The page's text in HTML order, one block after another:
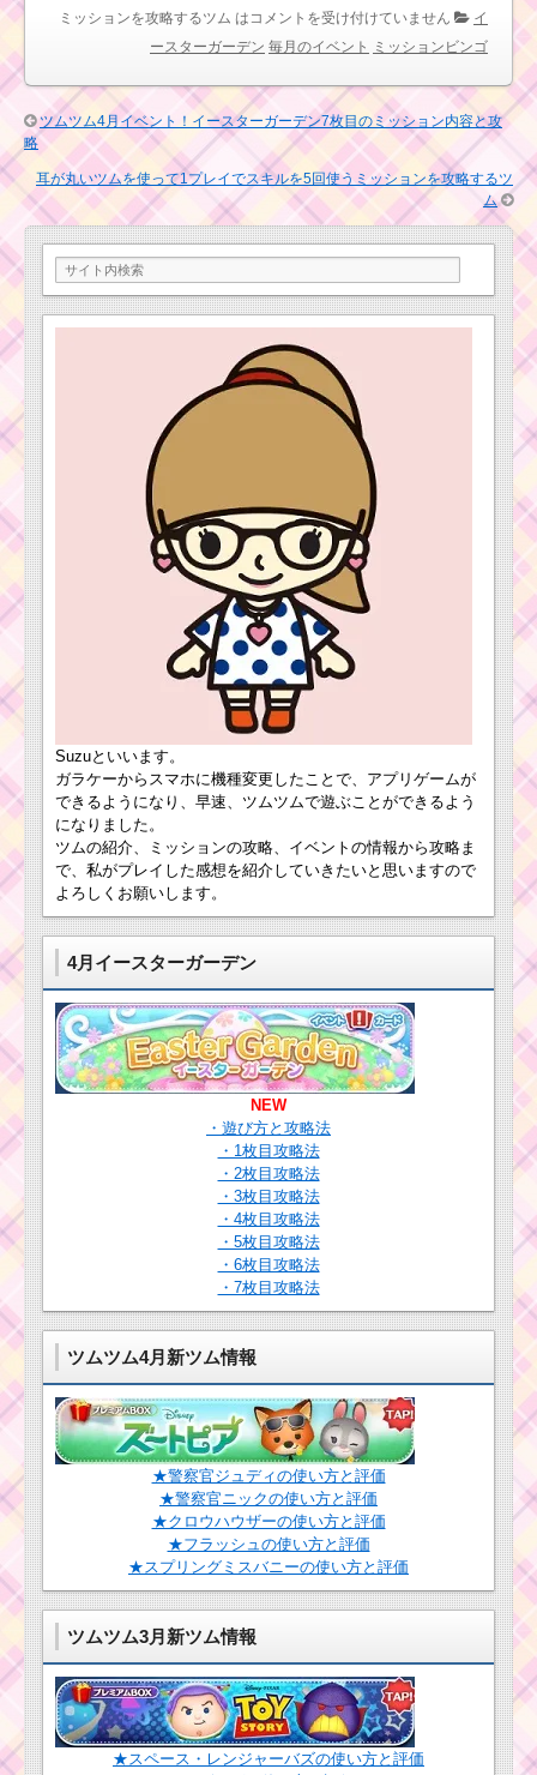
プリンセスのツ
ムで85コンボす
るミッションを
ツムツム確率アップ
2016年2月！セレクト
ツムは白雪姫・オーロ
ラ姫・ブライドラプン
ツェル
出すツム！攻略するの
におすすめキャラ
耳が丸いツムでマジカ
ルボムを60個消すミッ
ションを攻略するツム
1月1日に新ツム クラリ
ス追加＆日替わり確率
アップの正月イベント
ツムツム12月の新イベ
報！
黒色のツムで240コン
ダーの使い方とコツ
ツムツム4月第12弾ピ
ックアップガチャ！う
さぎどん、ウサプー、
ウサティガー他が登
場！
耳がとがったツムで80
コンボを出した攻略法
黄色のツムを使った1プ
レイでツムを550個消
した方法
イニシャルにMがつく
ツムを合計で3500個消
すを攻略する方法
黄色い手のツムで70
すめのツムと攻略法
黒色のツムで225万点
を稼ぐミッションを攻
初心者が1プレイで50
万点を稼ぐための方法
毛のはねたツムで110
コンボするミッション
を攻略するツム
アースラ・女王・マレ
フィセントドラゴンの3
体登場
ル・ポット夫人で高得
2016年1月の新
ツムにユニベア
シティのモカと
プリンが登場
ツムツム9月イベント
「ディズニーストーリ
ーブックス」のキャラ
ツムツム6月ディズニ
ーストーリーブックス
イベント1枚目のミッシ
ョン内容と攻略
ツムツム3月第
11弾ピックアッ
プガチャ！アーロ・ピ
毛を結んだツムで1プ
レイで80コンボするミ
ッションをクリアする
ミッションを攻略するツム は コメントを受け付けていません
イ
ースターガーデン 毎月のイベント ミッションビンゴ
ツムツム4月イベント！イースターガーデン7枚目のミッション内容と攻
略
耳が丸いツムを使って1プレイでスキルを5回使うミッションを攻略するツ
ム
Suzuといいます。
ガラケーからスマホに機種変更したことで、アプリゲームが
できるようになり、早速、ツムツムで遊ぶことができるよう
になりました。
ツムの紹介、ミッションの攻略、イベントの情報から攻略ま
で、私がプレイした感想を紹介していきたいと思いますので
よろしくお願いします。
4月イースターガーデン
NEW
・遊び方と攻略法
・1枚目攻略法
・2枚目攻略法
・3枚目攻略法
・4枚目攻略法
・5枚目攻略法
・6枚目攻略法
・7枚目攻略法
ツムツム4月新ツム情報
★警察官ジュディの使い方と評価
★警察官ニックの使い方と評価
★クロウハウザーの使い方と評価
★フラッシュの使い方と評価
★スプリングミスバニーの使い方と評価
ツムツム3月新ツム情報
★スペース・レンジャーバズの使い方と評価